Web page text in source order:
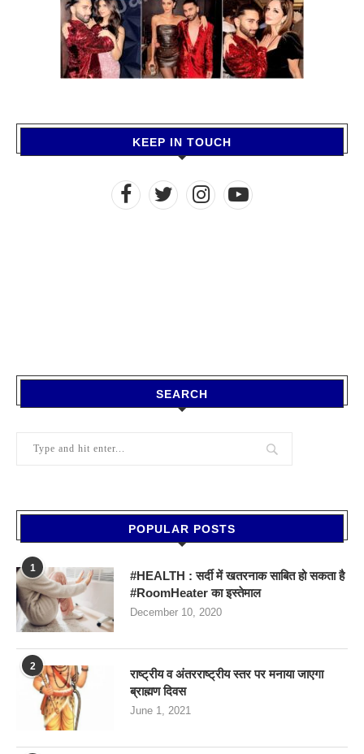
KEEP IN TOUCH
SEARCH
POPULAR POSTS
1
#HEALTH : सर्दी में खतरनाक साबित हो सकता है
#RoomHeater का इस्तेमाल
December 10, 2020
2
राष्ट्रीय व अंतरराष्ट्रीय स्तर पर मनाया जाएगा
ब्राह्मण दिवस
June 1, 2021